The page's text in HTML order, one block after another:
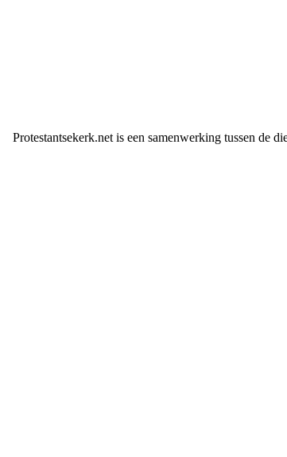
Protestantsekerk.net is een samenwerking tussen de